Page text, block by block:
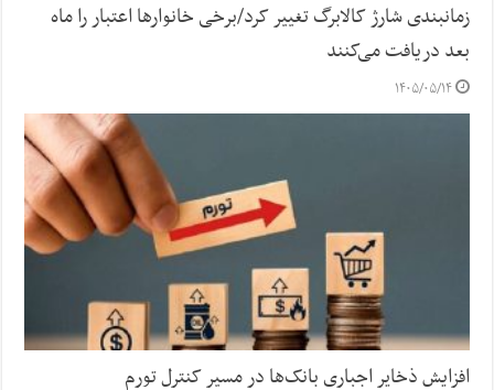
زمانبندی شارژ کالابرگ تغییر کرد/برخی خانوارها اعتبار را ماه
بعد دریافت می‌کنند
۱۴۰۵/۰۵/۱۴
افزایش ذخایر اجباری بانک‌ها در مسیر کنترل تورم